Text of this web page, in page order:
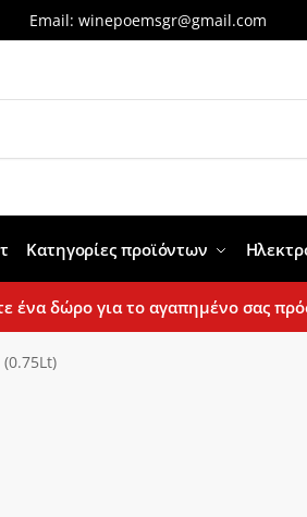
Email: winepoemsgr@gmail.com
Κατηγορίες προϊόντων
ένα δώρο για το αγαπημένο σας
(0.75Lt)